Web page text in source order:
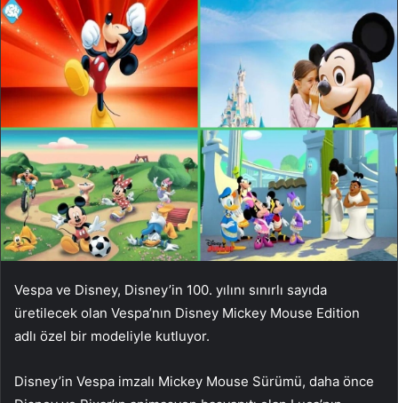
Vespa ve Disney, Disney’in 100. yılını sınırlı sayıda
üretilecek olan Vespa’nın Disney Mickey Mouse Edition
adlı özel bir modeliyle kutluyor.
Disney’in Vespa imzalı Mickey Mouse Sürümü, daha önce